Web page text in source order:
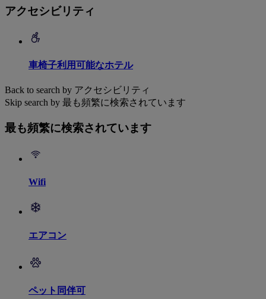
アクセシビリティ
車椅子利用可能なホテル
Back to search by アクセシビリティ
Skip search by 最も頻繁に検索されています
最も頻繁に検索されています
Wifi
エアコン
ペット同伴可